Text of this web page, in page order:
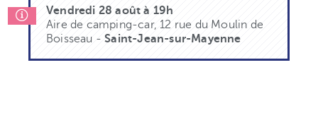
Vendredi 28 août à 19h
Aire de camping-car, 12 rue du Moulin de
Boisseau -Saint-Jean-sur-Mayenne